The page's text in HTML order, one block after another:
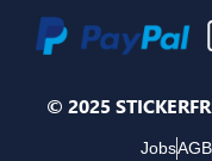
© 2025
JobsAGB